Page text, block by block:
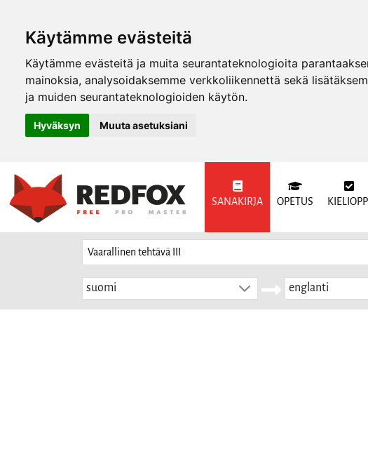
Käytämme evästeitä
Käytämme evästeitä ja muita seurantateknologioita
mainoksia, analysoidaksemme verkkoliikennettä sekä
ja muiden seurantateknologioiden käytön.
Hyväksyn Muuta asetuksiani
SANAKIRJA OPETUS KIELIOPPI
suomi englanti